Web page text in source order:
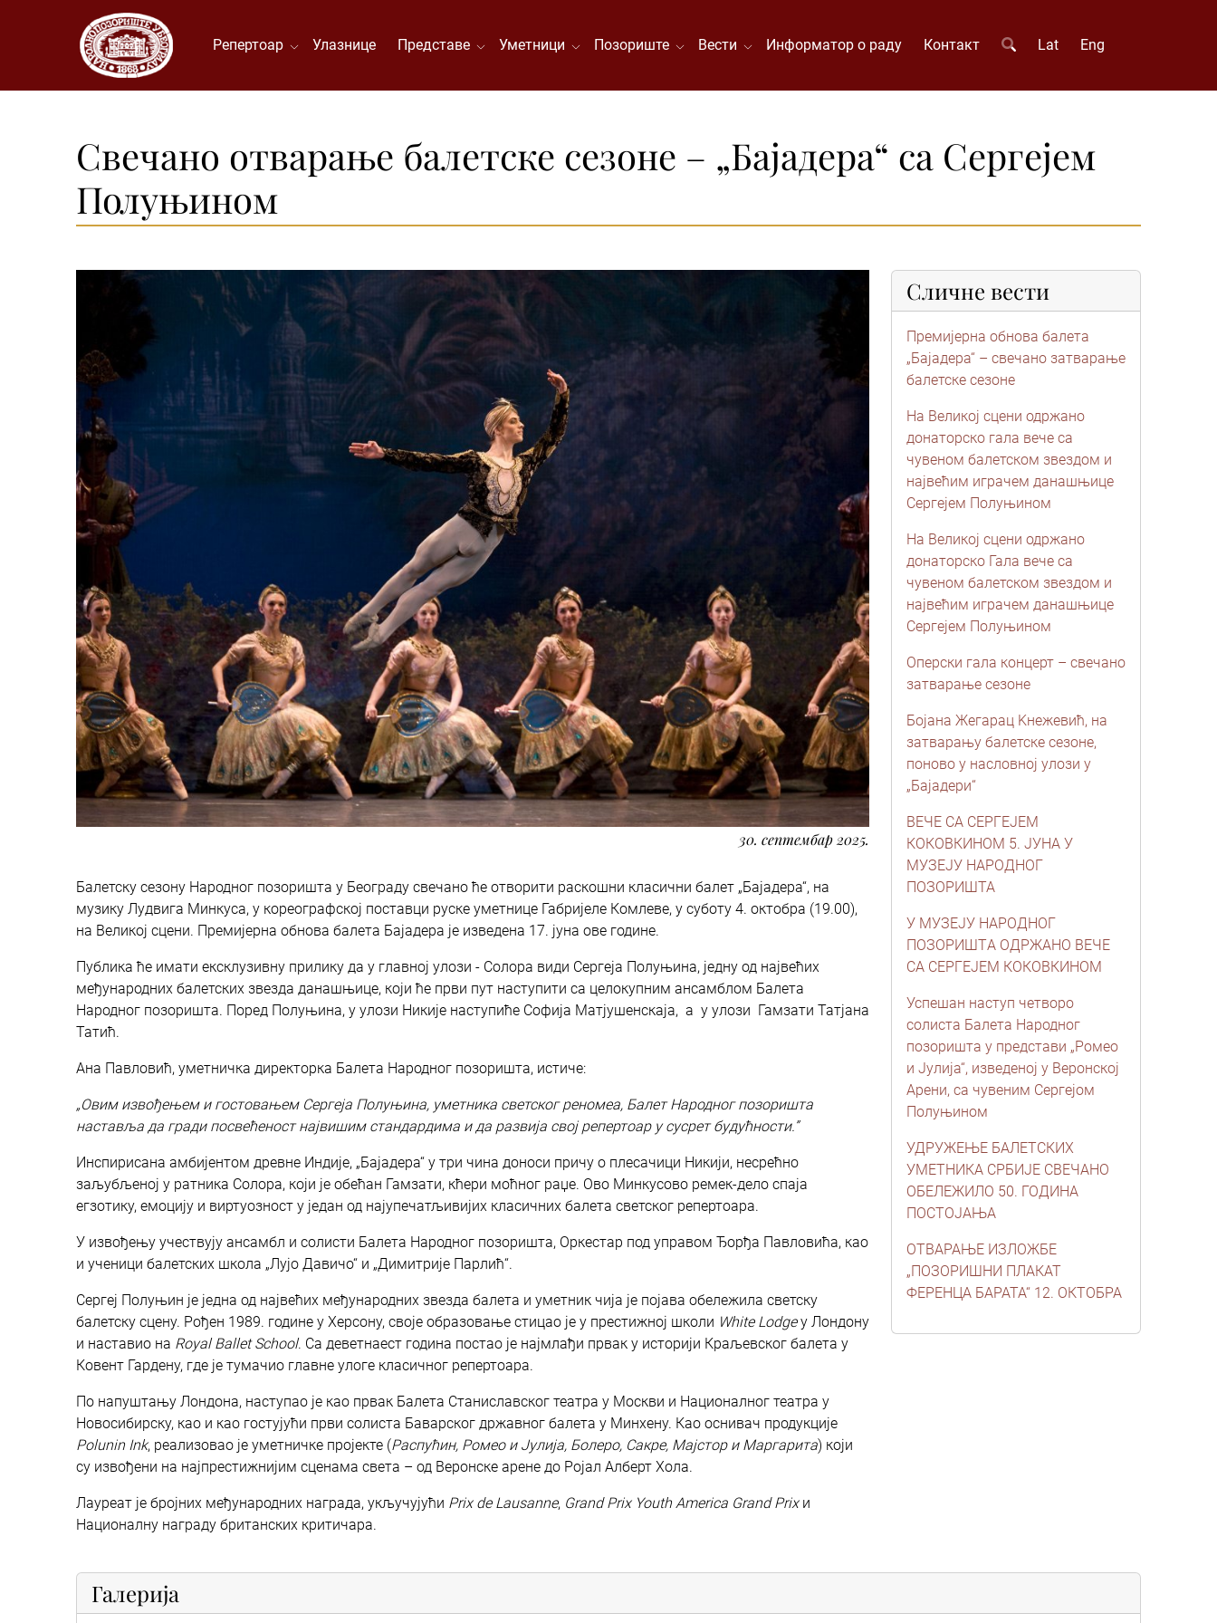
Репертоар Улазнице Представе Уметници Позориште Вести Информатор о раду Контакт Lat Eng
Свечано отварање балетске сезоне – „Бајадера“ са Сергејем
Полуњином
30. септембар 2025.
Балетску сезону Народног позоришта у Београду свечано ће отворити раскошни класични балет „Бајадера“, на
музику Лудвига Минкуса, у кореографској поставци руске уметнице Габријеле Комлеве, у суботу 4. октобра (19.00),
на Великој сцени. Премијерна обнова балета Бајадера је изведена 17. јуна ове године.
Публика ће имати ексклузивну прилику да у главној улози - Солора види Сергеја Полуњина, једну од највећих
међународних балетских звезда данашњице, који ће први пут наступити са целокупним ансамблом Балета
Народног позоришта. Поред Полуњина, у улози Никије наступиће Софија Матјушенскаја, а у улози Гамзати Татјана
Татић.
Ана Павловић, уметничка директорка Балета Народног позоришта, истиче:
„Овим извођењем и гостовањем Сергеја Полуњина, уметника светског реномеа, Балет Народног позоришта
наставља да гради посвећеност највишим стандардима и да развија свој репертоар у сусрет будућности.”
Инспирисана амбијентом древне Индије, „Бајадера“ у три чина доноси причу о плесачици Никији, несрећно
заљубљеној у ратника Солора, који је обећан Гамзати, кћери моћног раџе. Ово Минкусово ремек-дело спаја
егзотику, емоцију и виртуозност у један од најупечатљивијих класичних балета светског репертоара.
У извођењу учествују ансамбл и солисти Балета Народног позоришта, Оркестар под управом Ђорђа Павловића, као
и ученици балетских школа „Лујо Давичо“ и „Димитрије Парлић“.
Сергеј Полуњин је једна од највећих међународних звезда балета и уметник чија је појава обележила светску
балетску сцену. Рођен 1989. године у Херсону, своје образовање стицао је у престижној школи White Lodgeу Лондону
и наставио на Royal Ballet School. Са деветнаест година постао је најмлађи првак у историји Краљевског балета у
Ковент Гардену, где је тумачио главне улоге класичног репертоара.
По напуштању Лондона, наступао је као првак Балета Станиславског театра у Москви и Националног театра у
Новосибирску, као и као гостујући први солиста Баварског државног балета у Минхену. Као оснивач продукције
Polunin Ink, реализовао је уметничке пројекте (Распућин, Ромео и Јулија, Болеро, Сакре, Мајстор и Маргарита) који
су извођени на најпрестижнијим сценама света – од Веронске арене до Ројал Алберт Хола.
Лауреат је бројних међународних награда, укључујући Prix de Lausanne, Grand Prix Youth America Grand Prixи
Националну награду британских критичара.
Сличне вести
Премијерна обнова балета
„Бајадера“ – свечано затварање
балетске сезоне
На Великој сцени одржано
донаторско гала вече са
чувеном балетском звездом и
највећим играчем данашњице
Сергејем Полуњином
На Великој сцени одржано
донаторско Гала вече са
чувеном балетском звездом и
највећим играчем данашњице
Сергејем Полуњином
Оперски гала концерт – свечано
затварање сезоне
Бојана Жегарац Kнежевић, на
затварању балетске сезоне,
поново у насловној улози у
„Бајадери“
ВЕЧЕ СА СЕРГЕЈЕМ
КОКОВКИНОМ 5. ЈУНА У
МУЗЕЈУ НАРОДНОГ
ПОЗОРИШТА
У МУЗЕЈУ НAРОДНОГ
ПОЗОРИШТA ОДРЖAНО ВЕЧЕ
СA СЕРГЕЈЕМ КОКОВКИНОМ
Успешан наступ четворо
солиста Балета Народног
позоришта у представи „Ромео
и Јулија“, изведеној у Веронској
Арени, са чувеним Сергејом
Полуњином
УДРУЖЕЊЕ БАЛЕТСКИХ
УМЕТНИКА СРБИЈЕ СВЕЧАНО
ОБЕЛЕЖИЛО 50. ГОДИНА
ПОСТОЈАЊА
ОТВАРАЊЕ ИЗЛОЖБЕ
„ПОЗОРИШНИ ПЛАКАТ
ФЕРЕНЦА БАРАТА“ 12. ОКТОБРА
Галерија